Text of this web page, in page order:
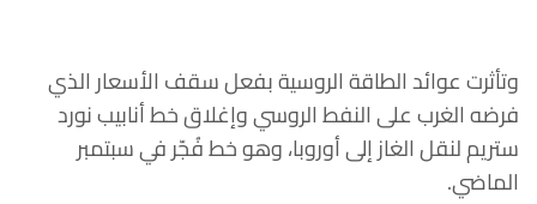
وتأثرت عوائد الطاقة الروسية بفعل سقف الأسعار الذي
فرضه الغرب على النفط الروسي وإغلاق خط أنابيب نورد
ستريم لنقل الغاز إلى أوروبا، وهو خط فُجّر في سبتمبر
الماضي.